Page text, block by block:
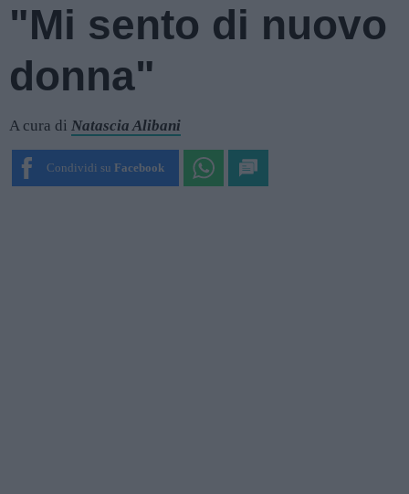
"Mi sento di nuovo
donna"
A cura di Natascia Alibani
Condividi su Facebook